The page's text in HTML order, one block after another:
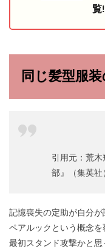
覧!
同じ髪型服
引用元：荒
部』（集英社
記憶喪失の定助が自分
ペアルックという概念を
最初スタンド攻撃かと思